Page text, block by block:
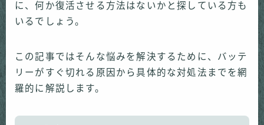
に、何か復活させる方法はないかと探している方も
いるでしょう。
この記事ではそんな悩みを解決するために、バッテ
リーがすぐ切れる原因から具体的な対処法までを網
羅的に解説します。